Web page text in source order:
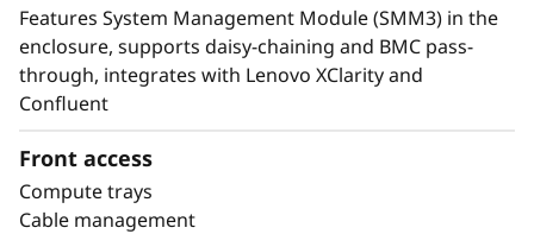
Lenovo Neptune
Features System Management Module (SMM3) in the
enclosure, supports daisy-chaining and BMC pass-
through, integrates with Lenovo XClarity and
Confluent
Front access
Compute trays
Cable management